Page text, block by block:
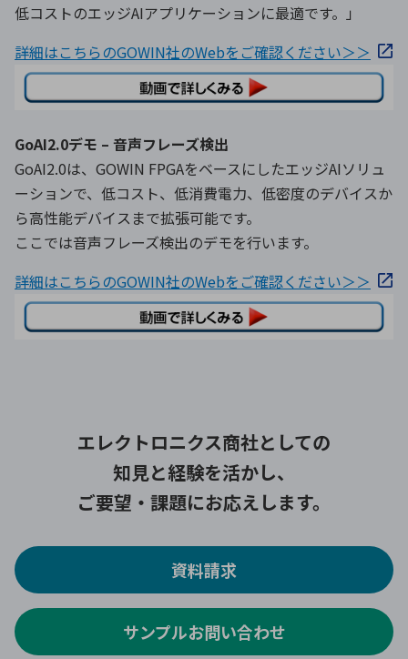
低コストのエッジAIアプリケーションに最適です。」
詳細はこちらのGOWIN社のWebをご確認ください＞＞
GoAI2.0デモ – 音声フレーズ検出
GoAI2.0は、GOWIN FPGAをベースにしたエッジAIソリュ
ーションで、低コスト、低消費電力、低密度のデバイスか
ら高性能デバイスまで拡張可能です。
ここでは音声フレーズ検出のデモを行います。
詳細はこちらのGOWIN社のWebをご確認ください＞＞
エレクトロニクス商社としての
知見と経験を活かし、
ご要望・課題にお応えします。
資料請求
サンプルお問い合わせ